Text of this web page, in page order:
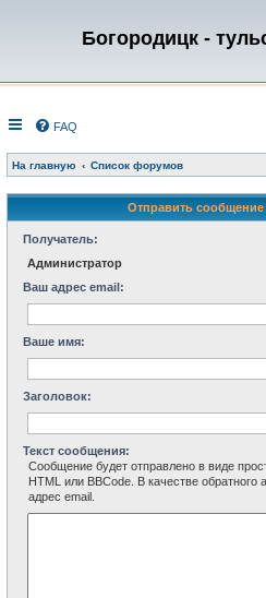
Богородицк -
FAQ
На главную Список форумов
Отправить
Получатель:
Администратор
Ваш адрес email:
Ваше имя:
Заголовок:
Текст сообщения:
Сообщение будет отправлено в виде
HTML или BBCode. В качестве обратного
адрес email.